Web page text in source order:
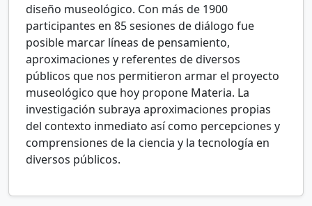
diseño museológico. Con más de 1900
participantes en 85 sesiones de diálogo fue
posible marcar líneas de pensamiento,
aproximaciones y referentes de diversos
públicos que nos permitieron armar el proyecto
museológico que hoy propone Materia. La
investigación subraya aproximaciones propias
del contexto inmediato así como percepciones y
comprensiones de la ciencia y la tecnología en
diversos públicos.